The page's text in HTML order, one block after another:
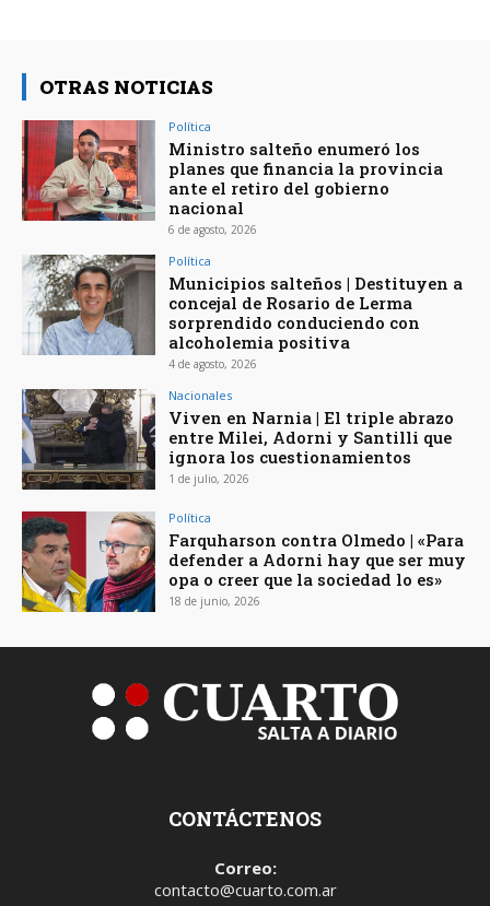
OTRAS NOTICIAS
Política
Ministro salteño enumeró los
planes que financia la provincia
ante el retiro del gobierno
nacional
6 de agosto, 2026
Política
Municipios salteños | Destituyen a
concejal de Rosario de Lerma
sorprendido conduciendo con
alcoholemia positiva
4 de agosto, 2026
Nacionales
Viven en Narnia | El triple abrazo
entre Milei, Adorni y Santilli que
ignora los cuestionamientos
1 de julio, 2026
Política
Farquharson contra Olmedo | «Para
defender a Adorni hay que ser muy
opa o creer que la sociedad lo es»
18 de junio, 2026
CONTÁCTENOS
Correo:
contacto@cuarto.com.ar